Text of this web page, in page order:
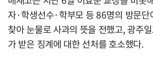
자·학생선수·학부모 등 86명의 방문단
찾아 눈물로 사과의 뜻을 전했고, 광주
가 받은 징계에 대한 선처를 호소했다.